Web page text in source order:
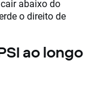
abaixo do
o direito de
ao longo